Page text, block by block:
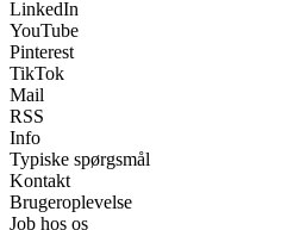
LinkedIn
YouTube
Pinterest
TikTok
Mail
RSS
Info
Typiske spørgsmål
Kontakt
Brugeroplevelse
Job hos os